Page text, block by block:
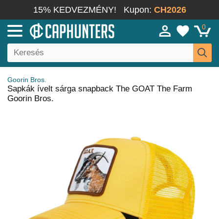
15% KEDVEZMÉNY! Kupon: CH2026
0
Goorin Bros.
Sapkák ívelt sárga snapback The GOAT The Farm
Goorin Bros.